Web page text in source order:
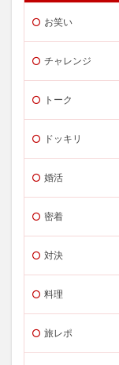
お笑い
チャレンジ
トーク
ドッキリ
婚活
密着
対決
料理
旅レポ